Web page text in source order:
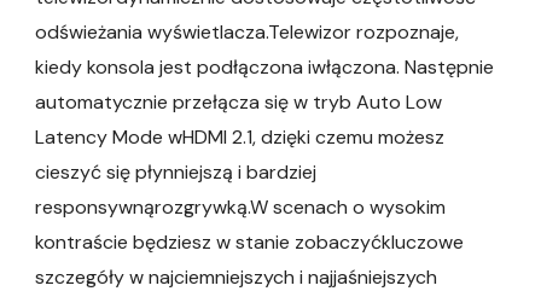
odświeżania wyświetlacza.Telewizor rozpoznaje,
kiedy konsola jest podłączona iwłączona. Następnie
automatycznie przełącza się w tryb Auto Low
Latency Mode wHDMI 2.1, dzięki czemu możesz
cieszyć się płynniejszą i bardziej
responsywnąrozgrywką.W scenach o wysokim
kontraście będziesz w stanie zobaczyćkluczowe
szczegóły w najciemniejszych i najjaśniejszych